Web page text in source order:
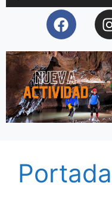
d'àudio
Portada